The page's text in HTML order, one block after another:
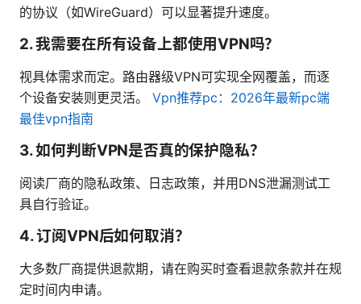
的协议（如WireGuard）可以显著提升速度。
2. 我需要在所有设备上都使用VPN吗？
视具体需求而定。路由器级VPN可实现全网覆盖，而逐
个设备安装则更灵活。 Vpn推荐pc：2026年最新pc端
最佳vpn指南
3. 如何判断VPN是否真的保护隐私？
阅读厂商的隐私政策、日志政策，并用DNS泄漏测试工
具自行验证。
4. 订阅VPN后如何取消？
大多数厂商提供退款期，请在购买时查看退款条款并在规
定时间内申请。